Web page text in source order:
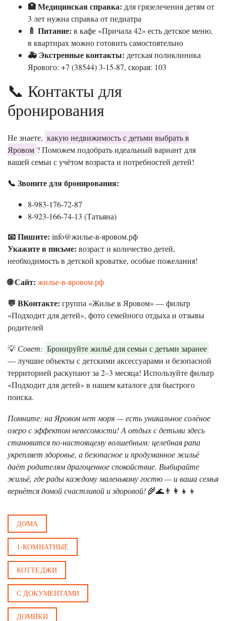
🏥 Медицинская справка: для грязелечения детям от
3 лет нужна справка от педиатра
🍼 Питание: в кафе «Причала 42» есть детское меню,
в квартирах можно готовить самостоятельно
🚑 Экстренные контакты: детская поликлиника
Ярового: +7 (38544) 3-15-87, скорая: 103
📞 Контакты для
бронирования
Не знаете, какую недвижимость с детьми выбрать в
Яровом ? Поможем подобрать идеальный вариант для
вашей семьи с учётом возраста и потребностей детей!
📞 Звоните для бронирования:
8-983-176-72-87
8-923-166-74-13 (Татьяна)
📧 Пишите: info@жилье-в-яровом.рф
Укажите в письме: возраст и количество детей,
необходимость в детской кроватке, особые пожелания!
🌐 Сайт: жилье-в-яровом.рф
💬 ВКонтакте: группа «Жилье в Яровом» — фильтр
«Подходит для детей», фото семейного отдыха и отзывы
родителей
💡 Совет: Бронируйте жильё для семьи с детьми заранее
— лучшие объекты с детскими аксессуарами и безопасной
территорией раскупают за 2–3 месяца! Используйте фильтр
«Подходит для детей» в нашем каталоге для быстрого
поиска.
Помните: на Яровом нет моря — есть уникальное солёное
озеро с эффектом невесомости! А отдых с детьми здесь
становится по-настоящему волшебным: целебная рапа
укрепляет здоровье, а безопасное и продуманное жильё
даёт родителям драгоценное спокойствие. Выбирайте
жильё, где рады каждому маленькому гостю — и ваша семья
вернётся домой счастливой и здоровой! 🌾🌊👨‍👩‍👧‍👦
ДОМА
1-КОМНАТНЫЕ
КОТТЕДЖИ
С ДОКУМЕНТАМИ
ДОМИКИ